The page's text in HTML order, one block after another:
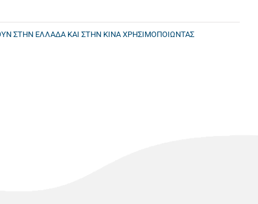
ΣΤΗΝ ΕΛΛΑΔΑ ΚΑΙ ΣΤΗΝ ΚΙΝΑ ΧΡΗΣΙΜΟΠΟΙΩΝΤΑΣ